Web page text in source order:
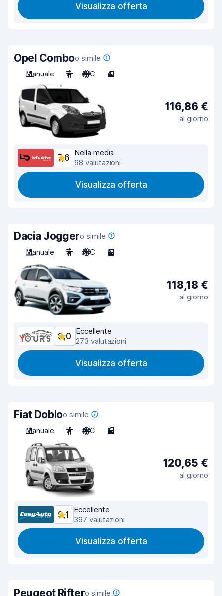
Visualizza offerta
Opel Comboo simile
Manuale
7 A/C 4
116,86 €
al giorno
7,6
Nella media
98 valutazioni
Visualizza offerta
Dacia Joggero simile
Manuale
7 A/C 3
118,18 €
al giorno
9,0
Eccellente
273 valutazioni
Visualizza offerta
Fiat Dobloo simile
Manuale
7 A/C 5
120,65 €
al giorno
9,1
Eccellente
397 valutazioni
Visualizza offerta
Peugeot Riftero simile